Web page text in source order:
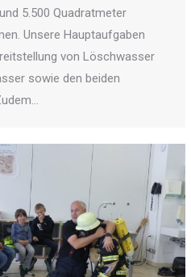
5.500 Quadratmeter
Unsere Hauptaufgaben
von Löschwasser
sowie den beiden